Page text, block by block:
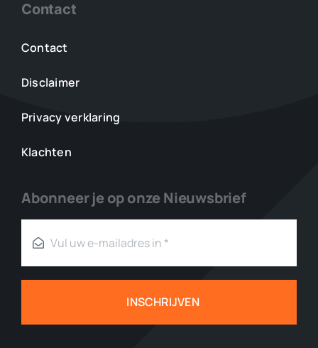
Contact
Contact
Disclaimer
Privacy verklaring
Klachten
Abonneer je op onze Nieuwsbrief
INSCHRIJVEN